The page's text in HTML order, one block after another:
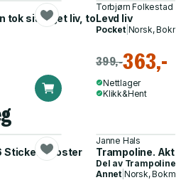
tok sitt eget liv, tok han mitt og
Torbjørn Folkestad
Levd liv
Pocket| Norsk,
399,-363,-
Nettlager
Klikk&Hent
Sticker Booster
Janne Hals
Trampoline.
Del av Trampoline
Annet| Norsk,